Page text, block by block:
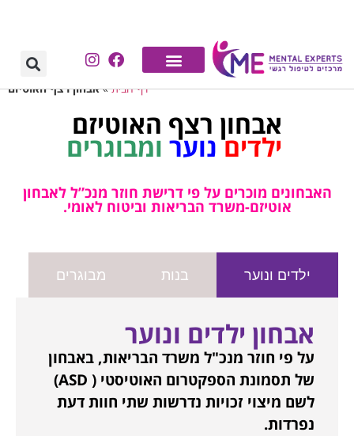
דף הבית»אבחון רצף האוטיזם
אבחון רצף האוטיזם
ילדים נוער ומבוגרים
האבחונים מוכרים על פי דרישת חוזר מנכ”ל לאבחון
אוטיזם-משרד הבריאות וביטוח לאומי.
ילדים ונוער בנות מבוגרים
אבחון ילדים ונוער
על פי חוזר מנכ"ל משרד הבריאות, באבחון
של תסמונת הספקטרום האוטיסטי ( ASD
)
לשם מיצוי זכויות נדרשות שתי חוות דעת
נפרדות.